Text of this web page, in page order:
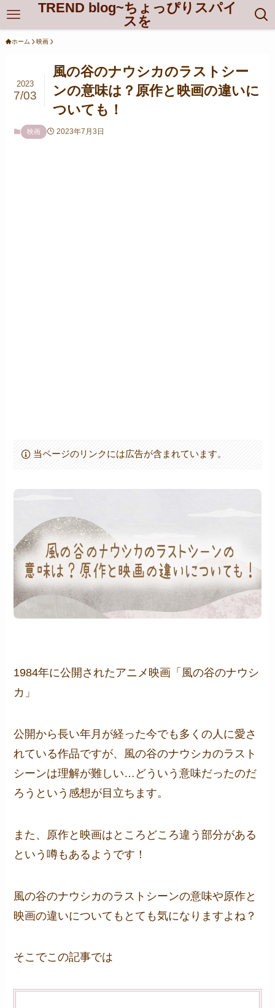
TREND blog~ちょっぴりスパイ
スを
ホーム 映画
風の谷のナウシカのラストシー
ンの意味は？原作と映画の違いに
ついても！
2023
7/03
映画 2023年7月3日
当ページのリンクには広告が含まれています。
1984年に公開されたアニメ映画「風の谷のナウシ
カ」
公開から長い年月が経った今でも多くの人に愛さ
れている作品ですが、風の谷のナウシカのラスト
シーンは理解が難しい…どういう意味だったのだ
ろうという感想が目立ちます。
また、原作と映画はところどころ違う部分がある
という噂もあるようです！
風の谷のナウシカのラストシーンの意味や原作と
映画の違いについてもとても気になりますよね？
そこでこの記事では